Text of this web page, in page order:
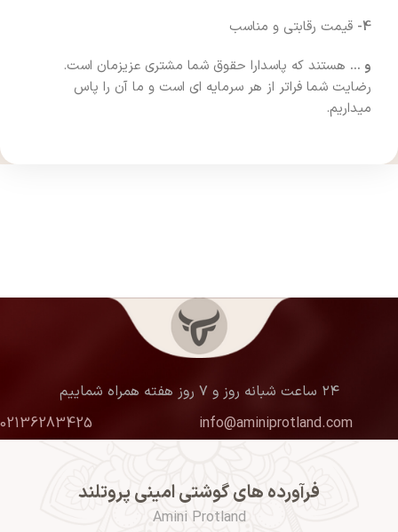
4- قیمت رقابتی و مناسب
و … هستند که پاسدارا حقوق شما مشتری عزیزمان است.
رضایت شما فراتر از هر سرمایه ای است و ما آن را پاس
میداریم.
۲۴ ساعت شبانه روز و ۷ روز هفته همراه شماییم
info@aminiprotland.com
02136283425
فرآورده های گوشتی امینی پروتلند
Amini Protland